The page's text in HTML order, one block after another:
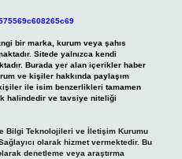
bir marka, kurum veya şahıs
Sitede yalnızca kendi
Burada yer alan içerikler haber
ve kişiler hakkında paylaşım
ile isim benzerlikleri tamamen
halindedir ve tavsiye niteliği
Bilgi Teknolojileri ve İletişim Kurumu
olarak hizmet vermektedir. Bu
denetleme veya araştırma